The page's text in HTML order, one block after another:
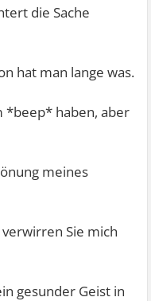
die Sache
hat man lange was.
*beep* haben, aber
meines
Sie mich
gesunder Geist in